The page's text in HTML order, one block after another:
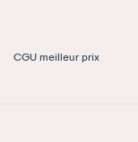
CGU meilleur prix